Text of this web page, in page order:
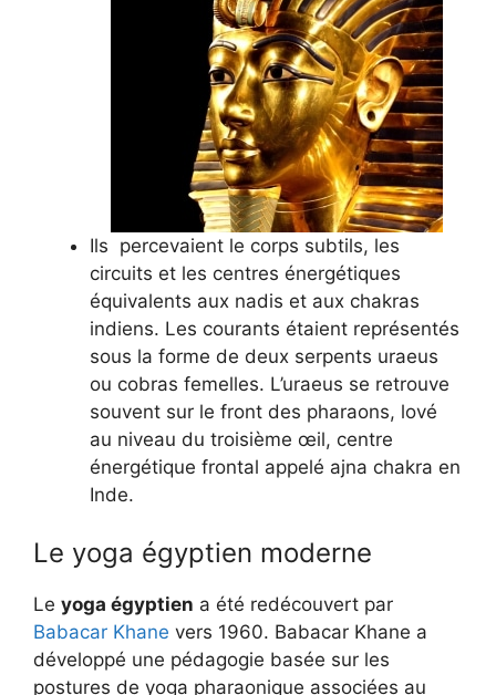
Ils percevaient le corps subtils, les
circuits et les centres énergétiques
équivalents aux nadis et aux chakras
indiens. Les courants étaient représentés
sous la forme de deux serpents uraeus
ou cobras femelles. L’uraeus se retrouve
souvent sur le front des pharaons, lové
au niveau du troisième œil, centre
énergétique frontal appelé ajna chakra en
Inde.
Le yoga égyptien moderne
Le yoga égyptien a été redécouvert par
Babacar Khane vers 1960. Babacar Khane a
développé une pédagogie basée sur les
postures de yoga pharaonique associées au